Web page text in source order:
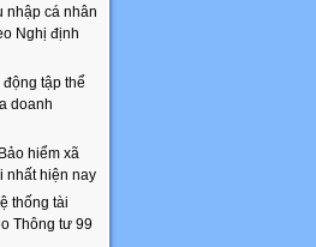
nhập cá nhân
Nghị định
tập thể
doanh
hiểm xã
nhất hiện nay
thống tài
Thông tư 99